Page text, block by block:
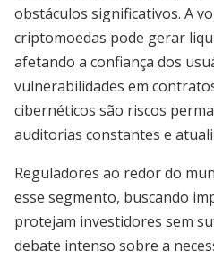
obstáculos significativos. A
criptomoedas pode gerar
afetando a confiança dos
vulnerabilidades em
cibernéticos são riscos
auditorias constantes e
Reguladores ao redor do
esse segmento, buscando
protejam investidores sem
debate intenso sobre a